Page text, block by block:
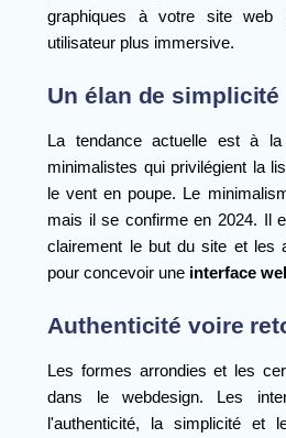
graphiques à votre site web
utilisateur plus immersive.
Un élan de simplicité
La tendance actuelle est à
minimalistes qui privilégient la
le vent en poupe. Le
mais il se confirme en 2024. Il
clairement le but du site et les
pour concevoir une interface
Authenticité voire
Les formes arrondies et les
dans le webdesign. Les
l'authenticité, la simplicité et